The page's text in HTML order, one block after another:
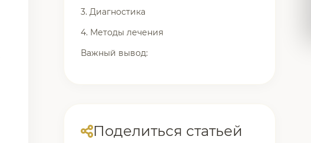
3. Диагностика
4. Методы лечения
Важный вывод:
Поделиться статьей